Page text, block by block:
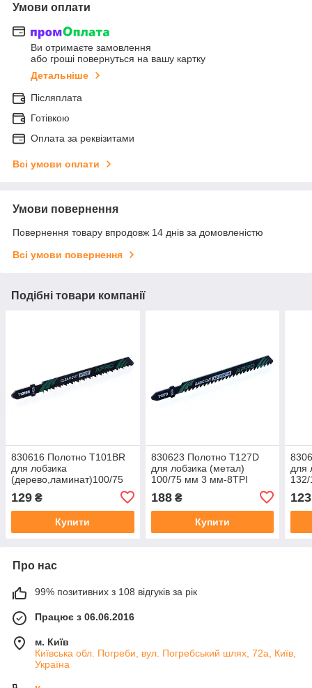
Умови оплати
Ви отримаєте замовлення
або гроші повернуться на вашу картку
Детальніше
Післяплата
Готівкою
Оплата за реквізитами
Всі умови оплати
Умови повернення
Повернення товару впродовж 14 днів за домовленістю
Всі умови повернення
Подібні товари компанії
830616 Полотно T101BR
для лобзика
(дерево,ламинат)100/75
прямий реверс "APRO"
129 ₴
Купити
830623 Полотно T127D
для лобзика (метал)
100/75 мм 3 мм-8TPI
швидкий прямий "APRO
PRO"
188₴
Купити
для
123
Про нас
99% позитивних з 108 відгуків за рік
Працює з 06.06.2016
м. Київ
Київська обл. Погреби, вул. Погребський шлях, 72а, Київ,
Україна